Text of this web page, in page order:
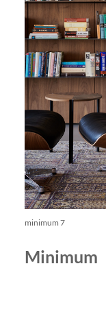
minimum 7
Minimum